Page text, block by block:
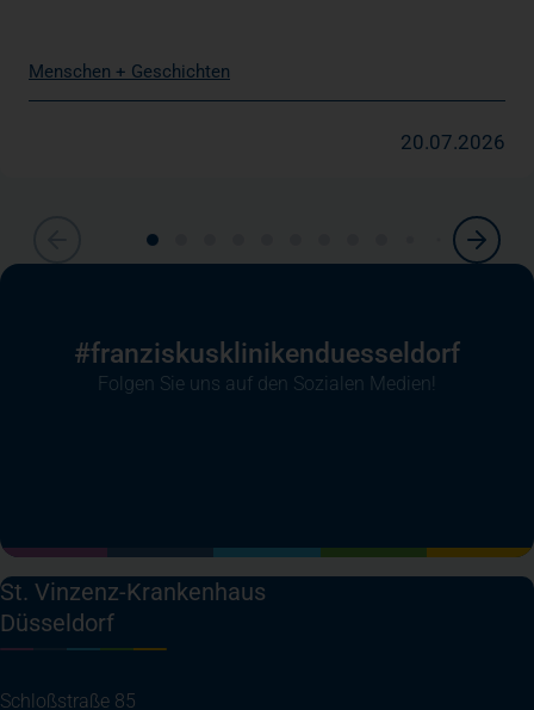
Menschen + Geschichten
20.07.2026
#franziskusklinikenduesseldorf
Folgen Sie uns auf den Sozialen Medien!
St. Vinzenz-Krankenhaus
Düsseldorf
Schloßstraße 85